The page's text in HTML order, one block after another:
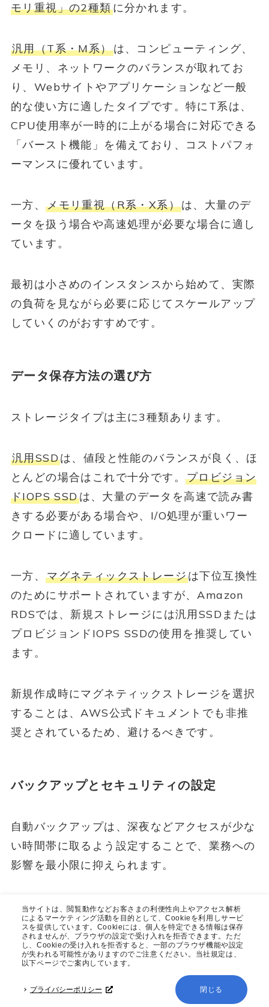
当サイトは、閲覧動作などお客さまの利便性向上やアクセス解析
によるマーケティング活動を目的として、Cookieを利用しサービ
スを提供しています。Cookieには、個人を特定できる情報は保存
されませんが、ブラウザの設定で受け入れを拒否できます。ただ
し、Cookieの受け入れを拒否すると、一部のブラウザ機能や設定
が失われる可能性がありますのでご注意ください。当社規定は、
以下ページでご案内しています。
プライバシーポリシー 閉じる
モリ重視」の2種類に分かれます。
汎用（T系・M系）は、コンピューティング、
メモリ、ネットワークのバランスが取れてお
り、Webサイトやアプリケーションなど一般
的な使い方に適したタイプです。特にT系は、
CPU使用率が一時的に上がる場合に対応できる
「バースト機能」を備えており、コストパフォ
ーマンスに優れています。
一方、メモリ重視（R系・X系）は、大量のデ
ータを扱う場合や高速処理が必要な場合に適し
ています。
最初は小さめのインスタンスから始めて、実際
の負荷を見ながら必要に応じてスケールアップ
していくのがおすすめです。
データ保存方法の選び方
ストレージタイプは主に3種類あります。
汎用SSDは、値段と性能のバランスが良く、ほ
とんどの場合はこれで十分です。 プロビジョン
ドIOPS SSDは、大量のデータを高速で読み書
きする必要がある場合や、I/O処理が重いワー
クロードに適しています。
一方、マグネティックストレージは下位互換性
のためにサポートされていますが、Amazon
RDSでは、新規ストレージには汎用SSDまたは
プロビジョンドIOPS SSDの使用を推奨してい
ます。
新規作成時にマグネティックストレージを選択
することは、AWS公式ドキュメントでも非推
奨とされているため、避けるべきです。
バックアップとセキュリティの設定
自動バックアップは、深夜などアクセスが少な
い時間帯に取るよう設定することで、業務への
影響を最小限に抑えられます。
また、バックアップ保持期間は最大35日まで
設定できるため、要件に応じて適切な期間を設
定しましょう。重要な作業（システム更新な
ど）の前には、必ず手動でスナップショットを